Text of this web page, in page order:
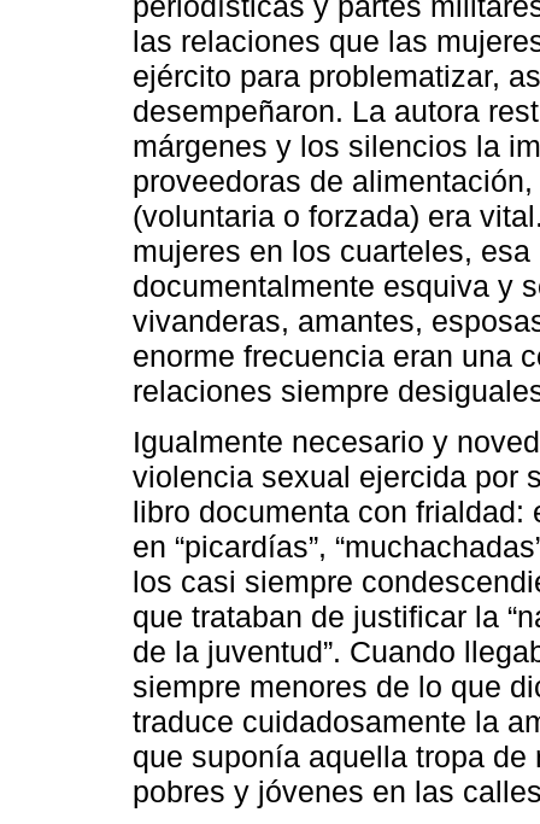
las relaciones que las
ejército para problematizar,
desempeñaron. La autora
márgenes y los silencios la
proveedoras de
(voluntaria o forzada) era
mujeres en los cuarteles,
documentalmente esquiva y
vivanderas, amantes,
enorme frecuencia eran una
relaciones siempre
Igualmente necesario y
violencia sexual ejercida por
libro documenta con
en “picardías”,
los casi siempre
que trataban de justificar la
de la juventud”. Cuando
siempre menores de lo que
traduce cuidadosamente la
que suponía aquella tropa
pobres y jóvenes en las